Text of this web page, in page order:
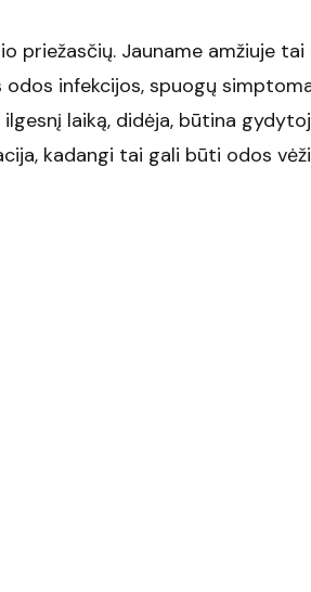
priežasčių. Jauname amžiuje
infekcijos, spuogų
laiką, didėja, būtina
kadangi tai gali būti odos